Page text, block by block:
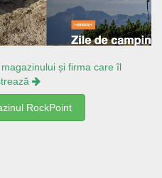
și firma care îl
RockPoint